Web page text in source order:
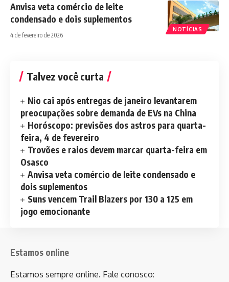
NOTÍCIAS
Anvisa veta comércio de leite
condensado e dois suplementos
4 de fevereiro de 2026
Talvez você curta
Nio cai após entregas de janeiro levantarem
preocupações sobre demanda de EVs na China
Horóscopo: previsões dos astros para quarta-
feira, 4 de fevereiro
Trovões e raios devem marcar quarta-feira em
Osasco
Anvisa veta comércio de leite condensado e
dois suplementos
Suns vencem Trail Blazers por 130 a 125 em
jogo emocionante
Estamos online
Estamos sempre online. Fale conosco: